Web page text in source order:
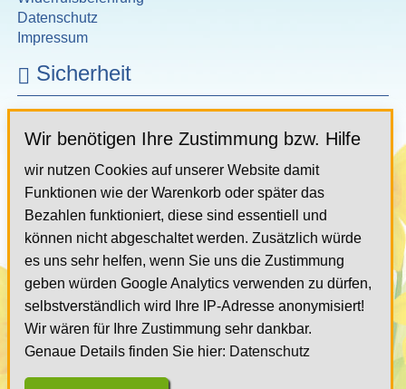
Wir benötigen Ihre Zustimmung bzw. Hilfe
wir nutzen Cookies auf unserer Website damit
Funktionen wie der Warenkorb oder später das
Bezahlen funktioniert, diese sind essentiell und
können nicht abgeschaltet werden. Zusätzlich würde
es uns sehr helfen, wenn Sie uns die Zustimmung
geben würden Google Analytics verwenden zu dürfen,
selbstverständlich wird Ihre IP-Adresse anonymisiert!
Wir wären für Ihre Zustimmung sehr dankbar.
Genaue Details finden Sie hier: Datenschutz
Datenschutz
Impressum
Sicherheit
Marienfiguren.de ist ein von Trusted Shops geprüfter
Onlinehändler mit Zertifikat und Käuferschutz.
Hilfe & Kontakt
Hilfe & Kontakt
support marienfiguren .de